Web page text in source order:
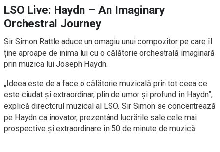
LSO Live: Haydn – An Imaginary
Orchestral Journey
Sir Simon Rattle aduce un omagiu unui compozitor pe care îl
ține aproape de inima lui cu o călătorie orchestrală imaginară
prin muzica lui Joseph Haydn.
„Ideea este de a face o călătorie muzicală prin tot ceea ce
este ciudat și extraordinar, plin de umor și profund în Haydn”,
explică directorul muzical al LSO. Sir Simon se concentrează
pe Haydn ca inovator, prezentând lucrările sale cele mai
prospective și extraordinare în 50 de minute de muzică.